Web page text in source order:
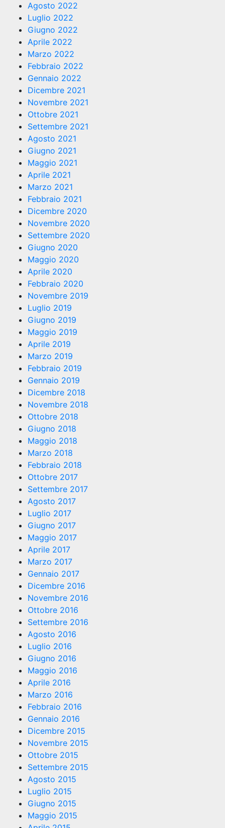
Agosto 2022
Luglio 2022
Giugno 2022
Aprile 2022
Marzo 2022
Febbraio 2022
Gennaio 2022
Dicembre 2021
Novembre 2021
Ottobre 2021
Settembre 2021
Agosto 2021
Giugno 2021
Maggio 2021
Aprile 2021
Marzo 2021
Febbraio 2021
Dicembre 2020
Novembre 2020
Settembre 2020
Giugno 2020
Maggio 2020
Aprile 2020
Febbraio 2020
Novembre 2019
Luglio 2019
Giugno 2019
Maggio 2019
Aprile 2019
Marzo 2019
Febbraio 2019
Gennaio 2019
Dicembre 2018
Novembre 2018
Ottobre 2018
Giugno 2018
Maggio 2018
Marzo 2018
Febbraio 2018
Ottobre 2017
Settembre 2017
Agosto 2017
Luglio 2017
Giugno 2017
Maggio 2017
Aprile 2017
Marzo 2017
Gennaio 2017
Dicembre 2016
Novembre 2016
Ottobre 2016
Settembre 2016
Agosto 2016
Luglio 2016
Giugno 2016
Maggio 2016
Aprile 2016
Marzo 2016
Febbraio 2016
Gennaio 2016
Dicembre 2015
Novembre 2015
Ottobre 2015
Settembre 2015
Agosto 2015
Luglio 2015
Giugno 2015
Maggio 2015